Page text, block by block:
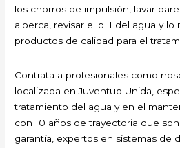
los chorros de impulsión, lavar
alberca, revisar el pH del agua y lo
productos de calidad para el
Contrata a profesionales como
localizada en Juventud Unida,
tratamiento del agua y en el
con 10 años de trayectoria que
garantía, expertos en sistemas de